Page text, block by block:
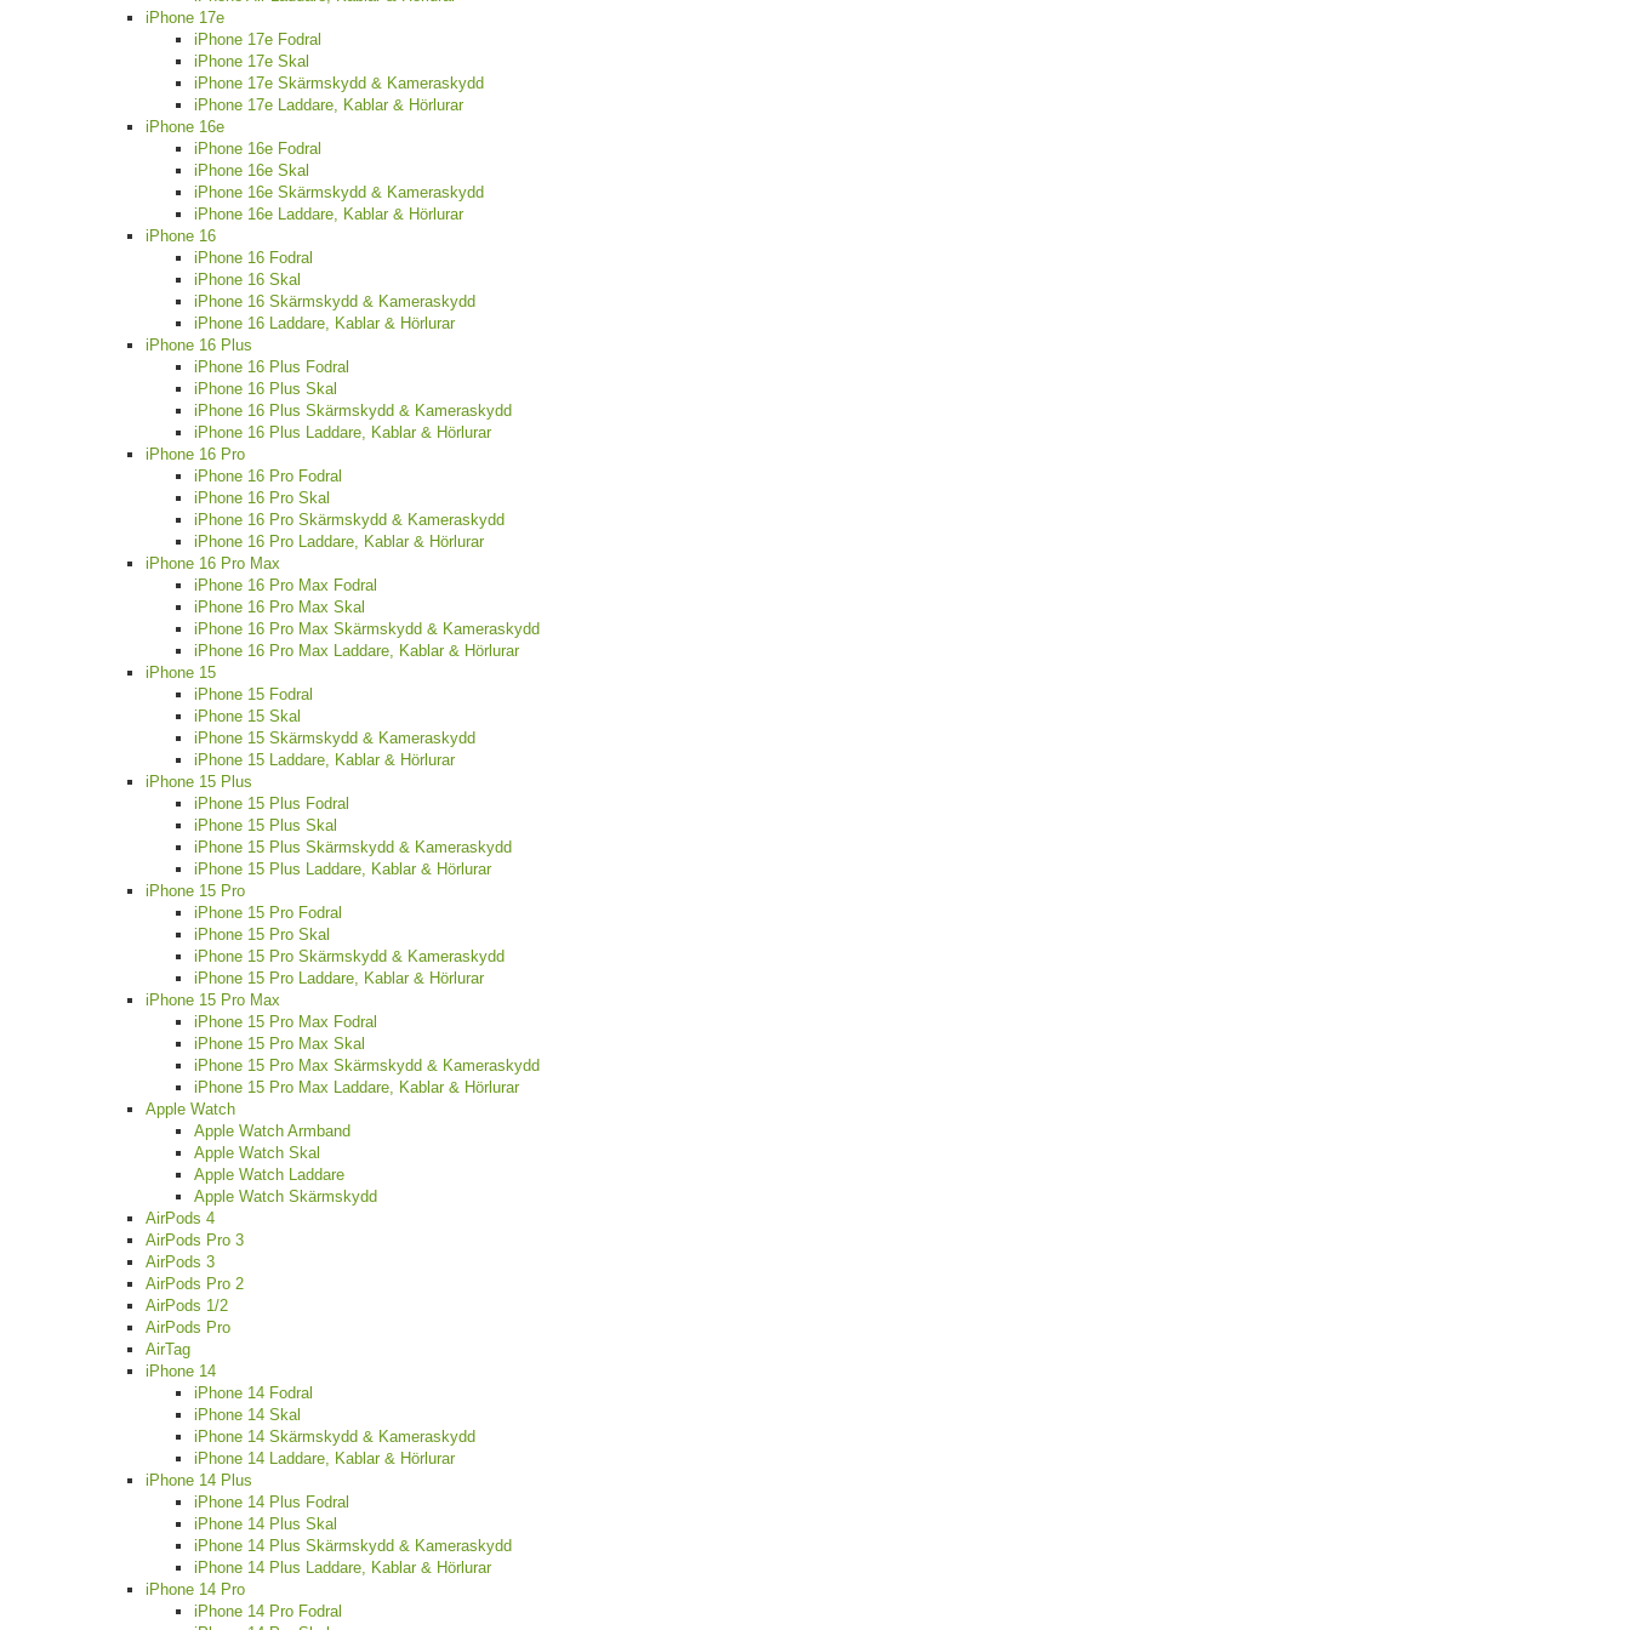
iPhone 17e
iPhone 17e Fodral
iPhone 17e Skal
iPhone 17e Skärmskydd & Kameraskydd
iPhone 17e Laddare, Kablar & Hörlurar
iPhone 16e
iPhone 16e Fodral
iPhone 16e Skal
iPhone 16e Skärmskydd & Kameraskydd
iPhone 16e Laddare, Kablar & Hörlurar
iPhone 16
iPhone 16 Fodral
iPhone 16 Skal
iPhone 16 Skärmskydd & Kameraskydd
iPhone 16 Laddare, Kablar & Hörlurar
iPhone 16 Plus
iPhone 16 Plus Fodral
iPhone 16 Plus Skal
iPhone 16 Plus Skärmskydd & Kameraskydd
iPhone 16 Plus Laddare, Kablar & Hörlurar
iPhone 16 Pro
iPhone 16 Pro Fodral
iPhone 16 Pro Skal
iPhone 16 Pro Skärmskydd & Kameraskydd
iPhone 16 Pro Laddare, Kablar & Hörlurar
iPhone 16 Pro Max
iPhone 16 Pro Max Fodral
iPhone 16 Pro Max Skal
iPhone 16 Pro Max Skärmskydd & Kameraskydd
iPhone 16 Pro Max Laddare, Kablar & Hörlurar
iPhone 15
iPhone 15 Fodral
iPhone 15 Skal
iPhone 15 Skärmskydd & Kameraskydd
iPhone 15 Laddare, Kablar & Hörlurar
iPhone 15 Plus
iPhone 15 Plus Fodral
iPhone 15 Plus Skal
iPhone 15 Plus Skärmskydd & Kameraskydd
iPhone 15 Plus Laddare, Kablar & Hörlurar
iPhone 15 Pro
iPhone 15 Pro Fodral
iPhone 15 Pro Skal
iPhone 15 Pro Skärmskydd & Kameraskydd
iPhone 15 Pro Laddare, Kablar & Hörlurar
iPhone 15 Pro Max
iPhone 15 Pro Max Fodral
iPhone 15 Pro Max Skal
iPhone 15 Pro Max Skärmskydd & Kameraskydd
iPhone 15 Pro Max Laddare, Kablar & Hörlurar
Apple Watch
Apple Watch Armband
Apple Watch Skal
Apple Watch Laddare
Apple Watch Skärmskydd
AirPods 4
AirPods Pro 3
AirPods 3
AirPods Pro 2
AirPods 1/2
AirPods Pro
AirTag
iPhone 14
iPhone 14 Fodral
iPhone 14 Skal
iPhone 14 Skärmskydd & Kameraskydd
iPhone 14 Laddare, Kablar & Hörlurar
iPhone 14 Plus
iPhone 14 Plus Fodral
iPhone 14 Plus Skal
iPhone 14 Plus Skärmskydd & Kameraskydd
iPhone 14 Plus Laddare, Kablar & Hörlurar
iPhone 14 Pro
iPhone 14 Pro Fodral